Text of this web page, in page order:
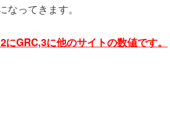
ってきます。
GRC,3に他のサイトの数値です。